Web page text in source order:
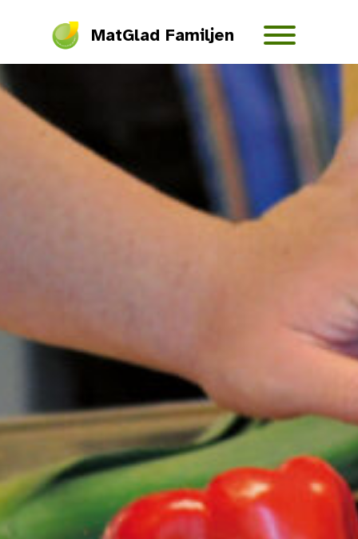
MatGlad Familjen